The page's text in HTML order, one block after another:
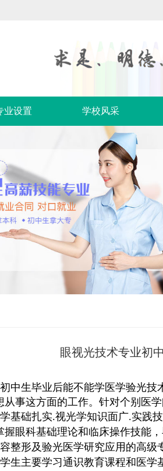
业设置 学校风采
眼视光技术专业初
中生毕业后能不能学医学验光
从事这方面的工作。针对个别医
基础扎实.视光学知识面广.实践
握眼科基础理论和临床操作技能
整形及验光医学研究应用的高级
生主要学习通识教育课程和医